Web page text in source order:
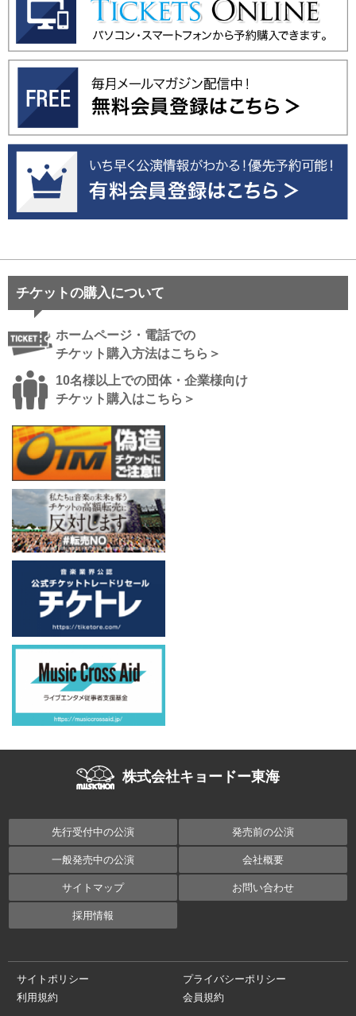
チケットの購入について
ホームページ・電話での
チケット購入方法はこちら＞
10名様以上での団体・企業様向け
チケット購入はこちら＞
株式会社キョードー東海
先行受付中の公演 発売前の公演
一般発売中の公演 会社概要
サイトマップ お問い合わせ
採用情報
サイトポリシー
プライバシーポリシー
利用規約
会員規約